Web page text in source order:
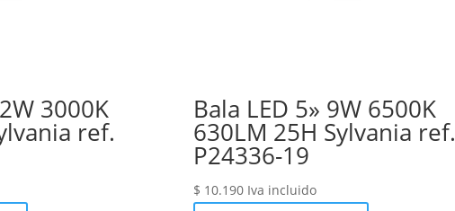
3000K
ref.
Bala LED 5» 9W 6500K
630LM 25H Sylvania ref.
P24336-19
$ 10.190 Iva incluido